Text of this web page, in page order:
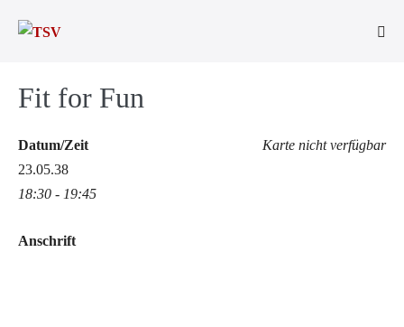
Inhalt
Fit for Fun
Karte nicht verfügbar
Datum/Zeit
23.05.38
18:30 - 19:45
Anschrift